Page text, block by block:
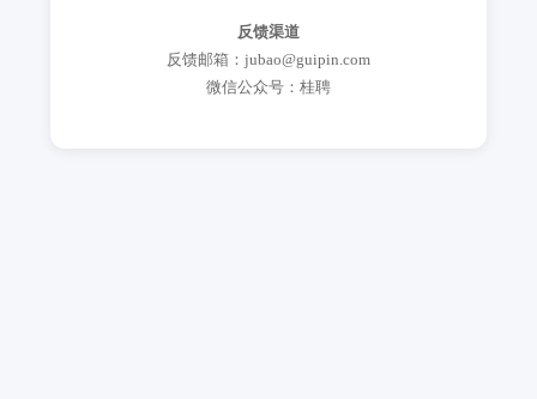
反馈渠道
反馈邮箱：jubao@guipin.com
微信公众号：桂聘